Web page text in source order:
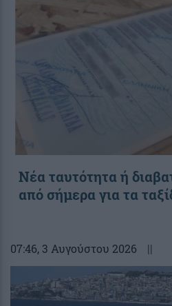
Νέα ταυτότητα ή
από σήμερα για τα
07:46, 3 Αυγούστου 2026 ||